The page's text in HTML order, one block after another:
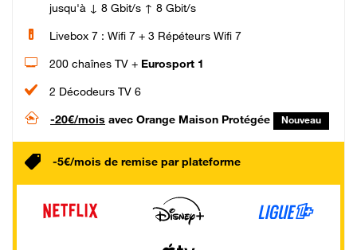
jusqu'à ↓ 8 Gbit/s ↑ 8 Gbit/s
Livebox 7 : Wifi 7 + 3 Répéteurs Wifi 7
200 chaînes TV + Eurosport 1
2 Décodeurs TV 6
-20€/mois avec Orange Maison Protégée Nouveau
-5€/mois de remise par plateforme